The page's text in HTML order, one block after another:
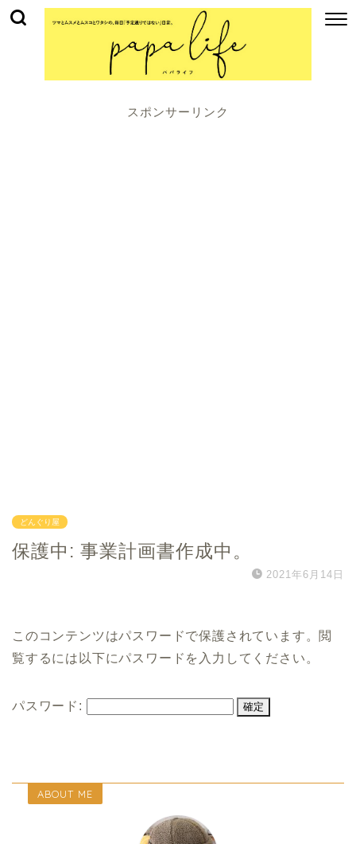
スポンサーリンク
どんぐり屋
保護中: 事業計画書作成中。
2021年6月14日
このコンテンツはパスワードで保護されています。閲
覧するには以下にパスワードを入力してください。
パスワード:
ABOUT ME